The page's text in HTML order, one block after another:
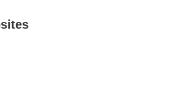
かしおゴルフ場